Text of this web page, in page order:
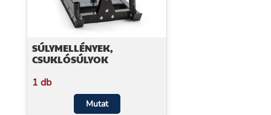
SÚLYMELLÉNYEK,
CSUKLÓSÚLYOK
1 db
Mutat